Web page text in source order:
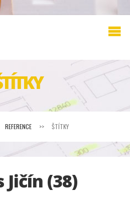
REFERENCE >> ŠTÍTKY
Jičín (38)